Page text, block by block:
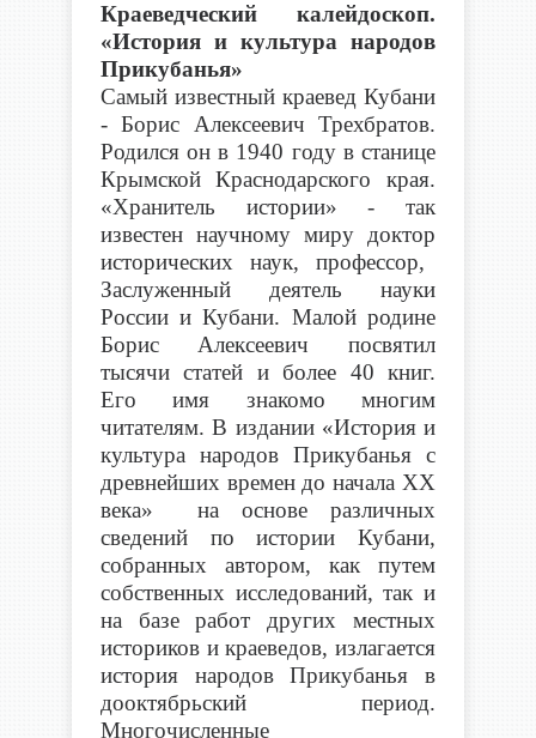
Краеведческий калейдоскоп.
«История и культура народов
Прикубанья»
Самый известный краевед Кубани
- Борис Алексеевич Трехбратов.
Родился он в 1940 году в станице
Крымской Краснодарского края.
«Хранитель истории» - так
известен научному миру доктор
исторических наук, профессор,
Заслуженный деятель науки
России и Кубани. Малой родине
Борис Алексеевич посвятил
тысячи статей и более 40 книг.
Его имя знакомомногим
читателям. В издании «История и
культура народов Прикубанья с
древнейших времен до начала ХХ
века»
на основеразличных
сведений по истории Кубани,
собранных автором, как путем
собственных исследований, так и
на базе работ других местных
историков и краеведов, излагается
история народов Прикубанья в
дооктябрьский период.
Многочисленные